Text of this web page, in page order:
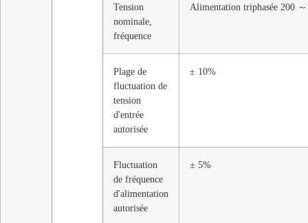
Tension
nominale,
fréquence
Alimentation triphasée 200
Plage de
fluctuation de
tension
d'entrée
autorisée
± 10%
Fluctuation
de fréquence
d'alimentation
autorisée
± 5%